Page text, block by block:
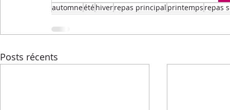
automneétéhiverrepas principal printemps repas
Posts récents